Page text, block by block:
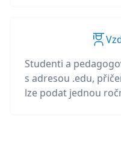
Studenti a
s adresou .edu,
lze podat jednou